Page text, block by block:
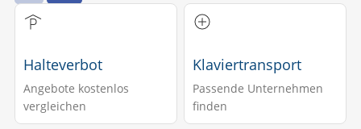
Halteverbot
Angebote kostenlos
vergleichen
Klaviertransport
Passende Unternehmen
finden